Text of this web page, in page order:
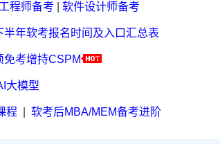
程师备考 软件设计师备考
半年软考报名时间及入口汇总表
免考增持CSPM
大模型
程 软考后MBA/MEM备考进阶